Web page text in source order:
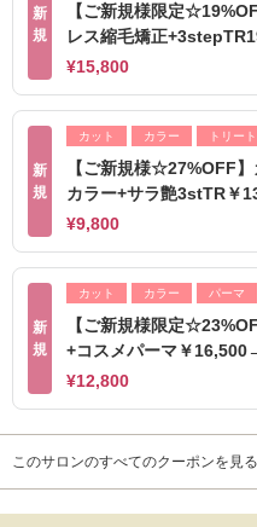
新
規
【ご新規様限定
レス縮毛矯正
¥15,800
新
規
カット カラー トリー
【ご新規様☆27%OFF
カラー+サラ艶3stTR￥
¥9,800
新
規
カット カラー パーマ
【ご新規様限定
+コスメパーマ￥
¥12,800
このサロンのすべてのクーポンを見る